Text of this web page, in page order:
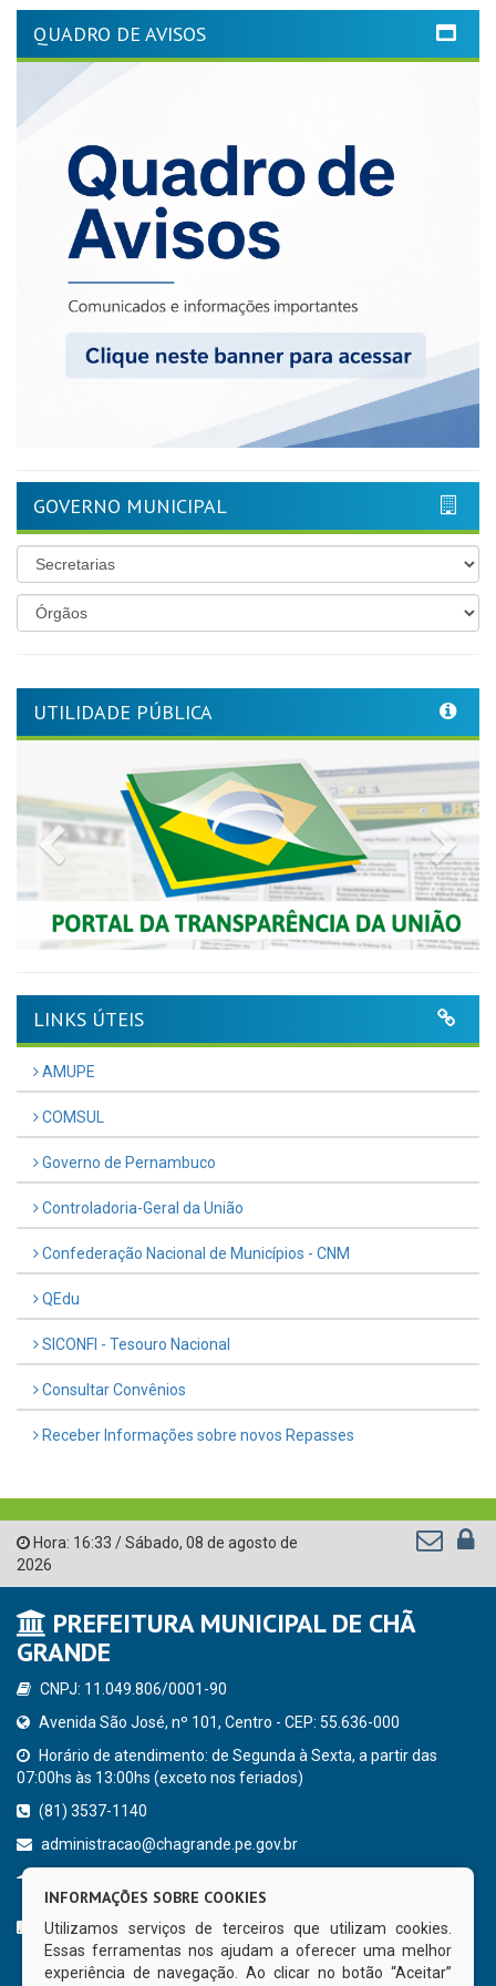
QUADRO DE AVISOS
GOVERNO MUNICIPAL
UTILIDADE PÚBLICA
Previous
LINKS ÚTEIS
AMUPE
COMSUL
Governo de Pernambuco
Controladoria-Geral da União
Confederação Nacional de Municípios - CNM
QEdu
SICONFI - Tesouro Nacional
Consultar Convênios
Receber Informações sobre novos Repasses
Hora: 16:33 /Sábado, 08 de agosto de
2026
PREFEITURA MUNICIPAL DE CHÃ
GRANDE
CNPJ: 11.049.806/0001-90
Avenida São José, nº 101, Centro - CEP: 55.636-000
Horário de atendimento: de Segunda à Sexta, a partir das
07:00hs às 13:00hs (exceto nos feriados)
(81) 3537-1140
administracao@chagrande.pe.gov.br
CURTA NOSSA FAN PAGE
INFORMAÇÕES SOBRE COOKIES
Utilizamos serviços de terceiros que utilizam cookies.
Essas ferramentas nos ajudam a oferecer uma melhor
experiência de navegação. Ao clicar no botão “Aceitar”